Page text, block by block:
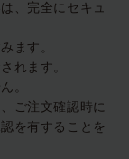
、完全にセキュ
ます。
れます。
。
ご注文確認時に
を有することを